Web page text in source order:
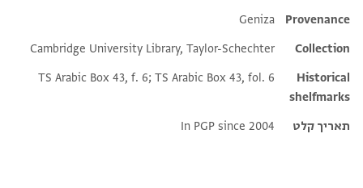
Additional metadata
Provenance
Geniza
Collection
Cambridge University Library, Taylor-Schechter
Historical
shelfmarks
TS Arabic Box 43, f. 6; TS Arabic Box 43, fol. 6
תאריך קלט In PGP since 2004